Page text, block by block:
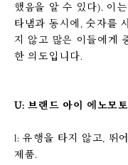
했음을 알 수 있다). 이
타냄과 동시에, 숫자를
지 않고 많은 이들에게
한 의도입니다.
U: 브랜드 아이 에노모
l: 유행을 타지 않고, 뛰
제품.